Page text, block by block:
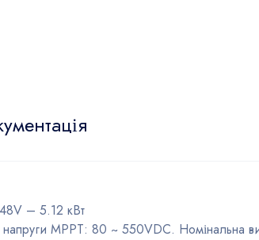
– 5.12 кВт
MPPT: 80 ~ 550VDC. Номінальна